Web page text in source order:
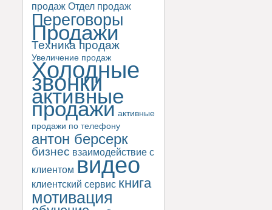
продаж Отдел продаж
Переговоры
Продажи
Техника продаж
Увеличение продаж
Холодные
звонки
активные
продажи активные
продажи по телефону
антон берсерк
бизнес взаимодействие с
клиентом видео
клиентский сервис книга
мотивация